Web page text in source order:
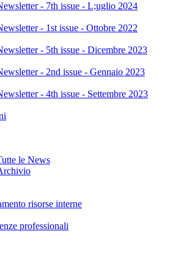
- 7th issue - L;uglio 2024
- 1st issue - Ottobre 2022
- 5th issue - Dicembre 2023
- 2nd issue - Gennaio 2023
- 4th issue - Settembre 2023
le News
risorse interne
professionali